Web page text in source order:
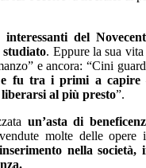
del
. Eppure la sua vita
e ancora: “Cini
e fu tra i primi a capire
al più presto”.
un’asta di
molte delle opere
nella società,